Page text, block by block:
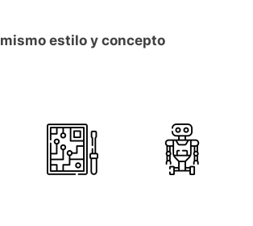
estilo y concepto